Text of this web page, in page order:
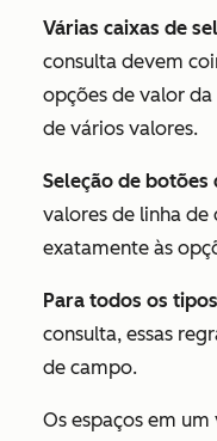
Várias caixas de
consulta devem
opções de valor
de vários valores.
Seleção de
valores de linha
exatamente às
Para todos os
consulta, essas
de campo.
Os espaços em